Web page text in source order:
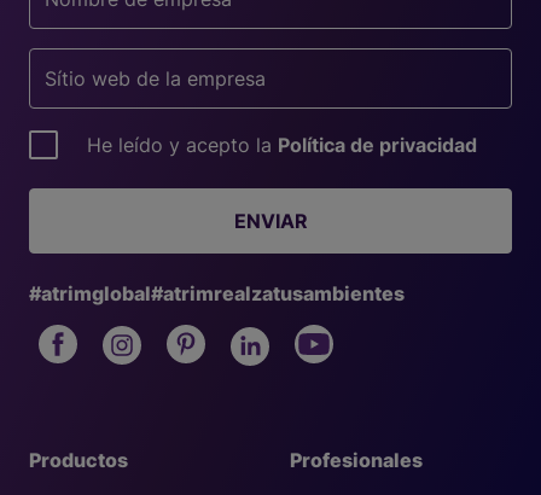
Profesionales
Productos
He leído y acepto la Política de privacidad
ENVIAR
#atrimglobal#atrimrealzatusambientes